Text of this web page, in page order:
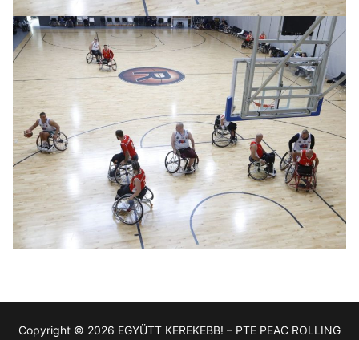
Copyright © 2026 EGYÜTT KEREKEBB! – PTE PEAC ROLLING